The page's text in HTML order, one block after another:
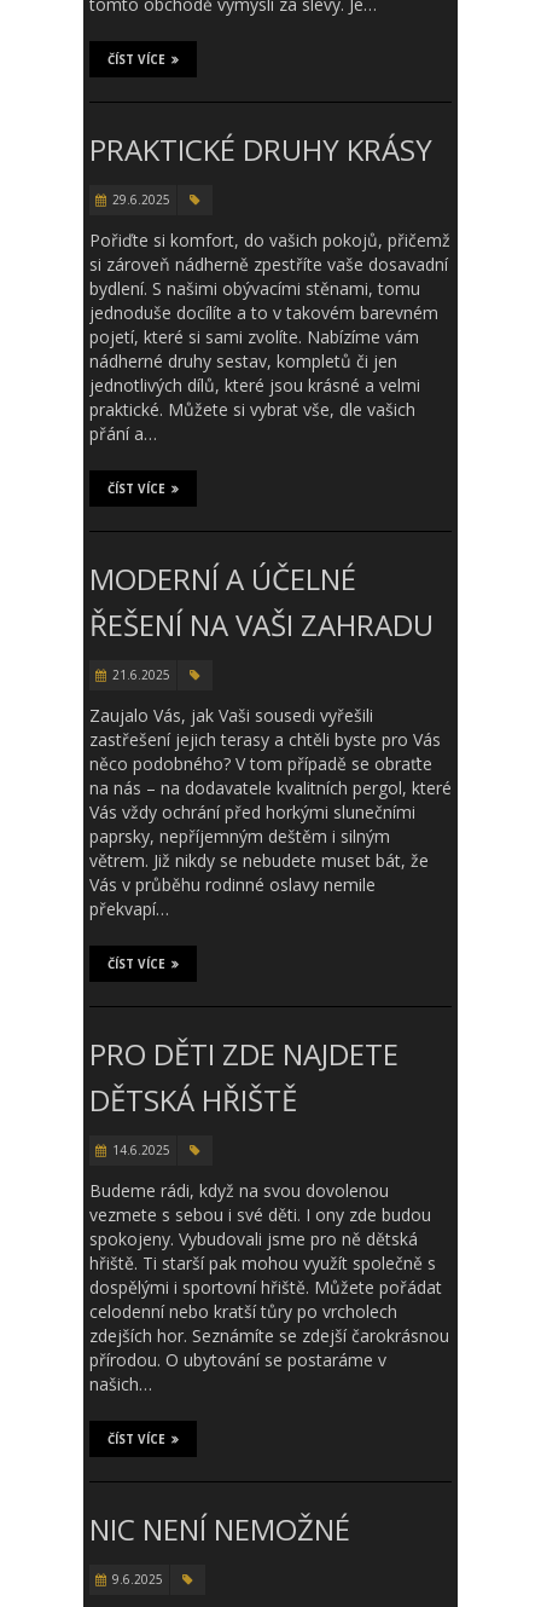
ČÍST VÍCE
PRAKTICKÉ DRUHY KRÁSY
29.6.2025
Pořiďte si komfort, do vašich pokojů, přičemž
si zároveň nádherně zpestříte vaše dosavadní
bydlení. S našimi obývacími stěnami, tomu
jednoduše docílíte a to v takovém barevném
pojetí, které si sami zvolíte. Nabízíme vám
nádherné druhy sestav, kompletů či jen
jednotlivých dílů, které jsou krásné a velmi
praktické. Můžete si vybrat vše, dle vašich
přání a…
ČÍST VÍCE
MODERNÍ A ÚČELNÉ
ŘEŠENÍ NA VAŠI ZAHRADU
21.6.2025
Zaujalo Vás, jak Vaši sousedi vyřešili
zastřešení jejich terasy a chtěli byste pro Vás
něco podobného? V tom případě se obraťte
na nás – na dodavatele kvalitních pergol, které
Vás vždy ochrání před horkými slunečními
paprsky, nepříjemným deštěm i silným
větrem. Již nikdy se nebudete muset bát, že
Vás v průběhu rodinné oslavy nemile
překvapí…
ČÍST VÍCE
PRO DĚTI ZDE NAJDETE
DĚTSKÁ HŘIŠTĚ
14.6.2025
Budeme rádi, když na svou dovolenou
vezmete s sebou i své děti. I ony zde budou
spokojeny. Vybudovali jsme pro ně dětská
hřiště. Ti starší pak mohou využít společně s
dospělými i sportovní hřiště. Můžete pořádat
celodenní nebo kratší tůry po vrcholech
zdejších hor. Seznámíte se zdejší čarokrásnou
přírodou. O ubytování se postaráme v
našich…
ČÍST VÍCE
NIC NENÍ NEMOŽNÉ
9.6.2025